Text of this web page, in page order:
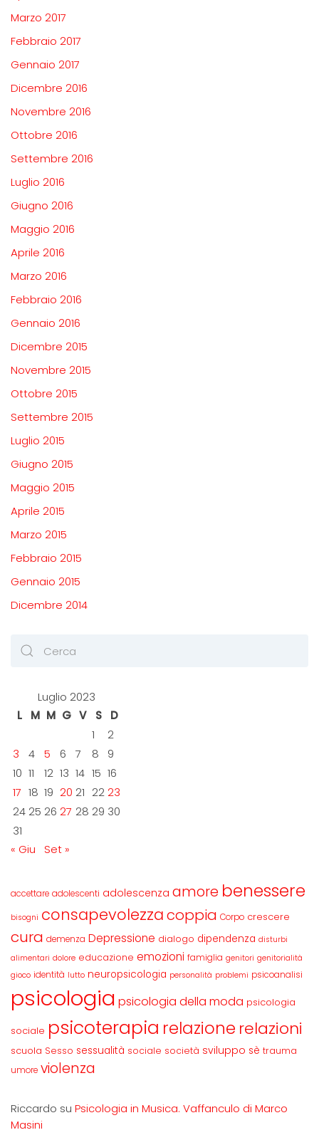
Marzo 2017
Febbraio 2017
Gennaio 2017
Dicembre 2016
Novembre 2016
Ottobre 2016
Settembre 2016
Luglio 2016
Giugno 2016
Maggio 2016
Aprile 2016
Marzo 2016
Febbraio 2016
Gennaio 2016
Dicembre 2015
Novembre 2015
Ottobre 2015
Settembre 2015
Luglio 2015
Giugno 2015
Maggio 2015
Aprile 2015
Marzo 2015
Febbraio 2015
Gennaio 2015
Dicembre 2014
Luglio 2023
L
M M G V S
D
1
2
3
4 5 6 7 8
9
10 11 12 13 14 15 16
17 18 19 20 21 2223
24 25 26 27 28 29 30
31
« Giu
Set »
accettare adolescenti adolescenza amore benessere
bisogni consapevolezzacoppia Corpo crescere
cura demenza Depressione dialogo dipendenza disturbi
alimentari dolore educazione emozioni famiglia genitori genitorialità
gioco identità lutto neuropsicologia personalità problemi psicoanalisi
psicologia psicologia della moda psicologia
sociale psicoterapia relazione relazioni
scuola Sesso sessualità sociale società sviluppo sè trauma
umore violenza
Riccardo su Psicologia in Musica. Vaffanculo di Marco
Masini